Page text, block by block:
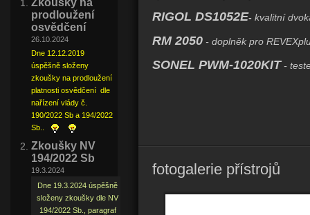
prodloužení
osvědčení
26.10.2024
Dne 12.12.2019
úspěšně složeny
zkoušky na prodloužení
platnosti osvědčení dle
nařízení vlády č.
190/2022 Sb a 194/2022
Sb..
Zkoušky NV
194/2022 Sb
19.3.2024
Dne 19.3.2024 úspěšně
složeny zkoušky dle NV
194/2022 Sb., paragraf
RIGOL DS1052E- kvalitní
RM 2050 - doplněk pro
SONEL PWM-1020KIT-
fotogalerie přístrojů